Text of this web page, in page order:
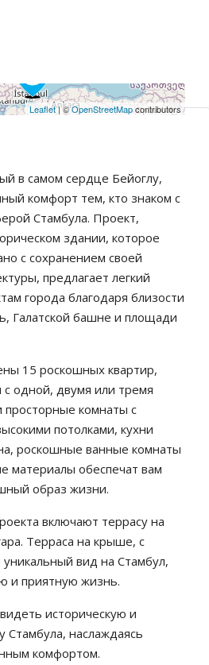
Leaflet| ©OpenStreetMapcontributors
в самом сердце Бейоглу,
комфорт тем, кто знаком с
Стамбула. Проект,
здании, которое
с сохранением своей
предлагает легкий
города благодаря близости
Галатской башне и площади
15 роскошных квартир,
с одной, двумя или тремя
просторные комнаты с
потолками, кухни
роскошные ванные комнаты
материалы обеспечат вам
образ жизни.
включают террасу на
Терраса на крыше, с
вид на Стамбул,
и приятную жизнь.
историческую и
Стамбула, наслаждаясь
комфортом.